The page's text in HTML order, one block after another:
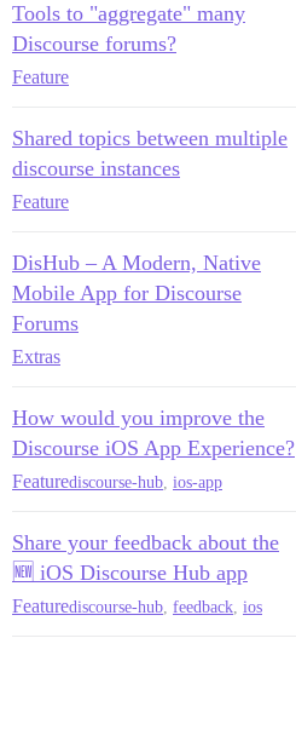
Tools to "aggregate" many
Discourse forums?
Feature
Shared topics between multiple
discourse instances
Feature
DisHub – A Modern, Native
Mobile App for Discourse
Forums
Extras
How would you improve the
Discourse iOS App Experience?
Featurediscourse-hub ios-app
Share your feedback about the
🆕 iOS Discourse Hub app
Featurediscourse-hub feedback ios